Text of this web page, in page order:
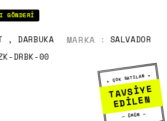
GÖNDERI
, DARBUKA MARKA SALVADOR
DRBK-00
★ ÇOK SATILAN ★
TAVSİYE
EDİLEN
— ÜRÜN —